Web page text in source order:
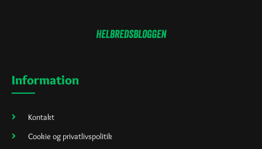
Information
Kontakt
Cookie og privatlivspolitik